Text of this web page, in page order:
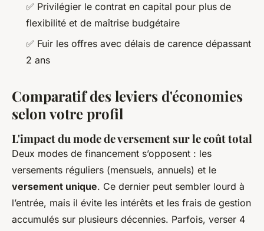
✅ Privilégier le contrat en capital pour plus de
flexibilité et de maîtrise budgétaire
✅ Fuir les offres avec délais de carence dépassant
2 ans
Comparatif des leviers d'économies
selon votre profil
L'impact du mode de versement sur le coût total
Deux modes de financement s’opposent : les
versements réguliers (mensuels, annuels) et le
versement unique. Ce dernier peut sembler lourd à
l’entrée, mais il évite les intérêts et les frais de gestion
accumulés sur plusieurs décennies. Parfois, verser 4